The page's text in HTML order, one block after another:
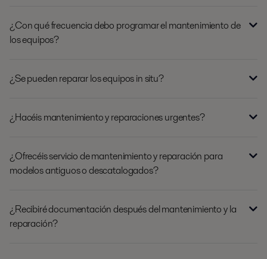
¿Con qué frecuencia debo programar el mantenimiento de
los equipos?
¿Se pueden reparar los equipos in situ?
¿Hacéis mantenimiento y reparaciones urgentes?
¿Ofrecéis servicio de mantenimiento y reparación para
modelos antiguos o descatalogados?
¿Recibiré documentación después del mantenimiento y la
reparación?